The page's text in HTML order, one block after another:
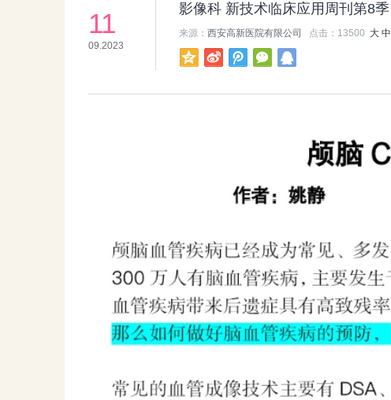
11
09.2023
影像科 新技术临床应用周刊第8季
来源： 西安高新医院有限公司 点击： 13500 大 中